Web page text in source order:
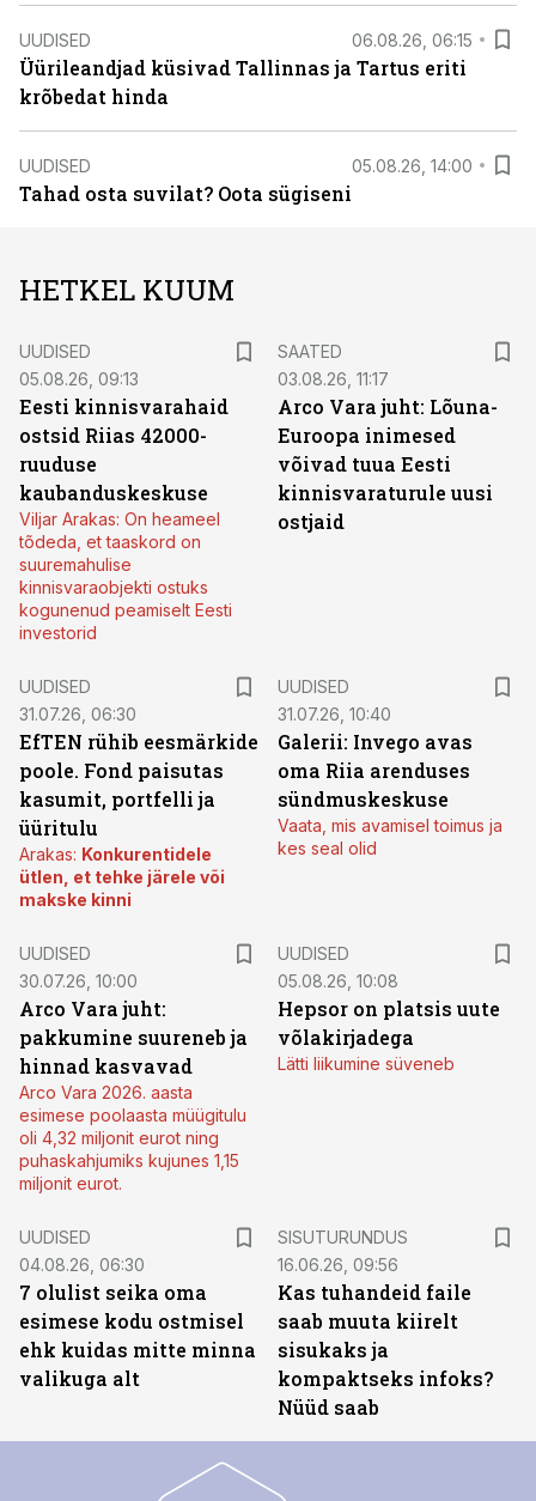
UUDISED 06.08.26, 06:15
Üürileandjad küsivad Tallinnas ja Tartus eriti
krõbedat hinda
UUDISED 05.08.26, 14:00
Tahad osta suvilat? Oota sügiseni
HETKEL KUUM
UUDISED
05.08.26, 09:13
Eesti kinnisvarahaid
ostsid Riias 42000-
ruuduse
kaubanduskeskuse
Viljar Arakas: On heameel
tõdeda, et taaskord on
suuremahulise
kinnisvaraobjekti ostuks
kogunenud peamiselt Eesti
investorid
SAATED
03.08.26, 11:17
Arco Vara juht: Lõuna-
Euroopa inimesed
võivad tuua Eesti
kinnisvaraturule uusi
ostjaid
UUDISED
31.07.26, 06:30
EfTEN rühib eesmärkide
poole. Fond paisutas
kasumit, portfelli ja
üüritulu
Arakas: Konkurentidele
ütlen, et tehke järele või
makske kinni
UUDISED
31.07.26, 10:40
Galerii: Invego avas
oma Riia arenduses
sündmuskeskuse
Vaata, mis avamisel toimus ja
kes seal olid
UUDISED
30.07.26, 10:00
Arco Vara juht:
pakkumine suureneb ja
hinnad kasvavad
Arco Vara 2026. aasta
esimese poolaasta müügitulu
oli 4,32 miljonit eurot ning
puhaskahjumiks kujunes 1,15
miljonit eurot.
UUDISED
05.08.26, 10:08
Hepsor on platsis uute
võlakirjadega
Lätti liikumine süveneb
UUDISED
04.08.26, 06:30
7 olulist seika oma
esimese kodu ostmisel
ehk kuidas mitte minna
valikuga alt
SISUTURUNDUS
16.06.26, 09:56
Kas tuhandeid faile
saab muuta kiirelt
sisukaks ja
kompaktseks infoks?
Nüüd saab